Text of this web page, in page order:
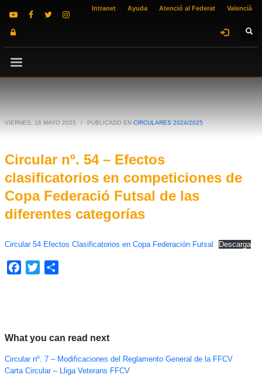
Intranet Ayuda Atenció al Federat Valencià
VIERNES, 16 MAYO 2025 / PUBLICADO EN CIRCULARES 2024/2025
Circular nº. 54 – Efectos
clasificatorios en competiciones de
Copa Federació Futsal de las
diferentes categorías
Circular 54 Efectos Clasificatorios en Copa Federación Futsal Descarga
Facebook
Twitter
What you can read next
Circular nº. 7 – Modificaciones del Reglamento General de la FFCV
Carta Circular – Lliga Veterans FFCV